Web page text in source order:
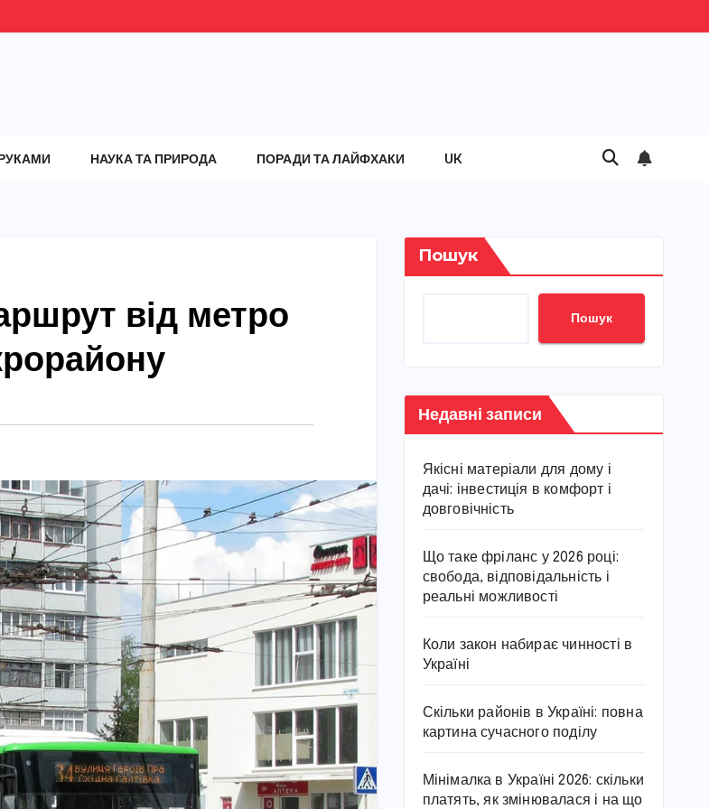
НАУКА ТА ПРИРОДА ПОРАДИ ТА ЛАЙФХАКИ UK
від метро
Пошук
Пошук
Недавні записи
Якісні матеріали для дому і
дачі: інвестиція в комфорт і
довговічність
Що таке фріланс у 2026 році:
свобода, відповідальність і
реальні можливості
Коли закон набирає чинності в
Україні
Скільки районів в Україні: повна
картина сучасного поділу
Мінімалка в Україні 2026: скільки
платять, як змінювалася і на що